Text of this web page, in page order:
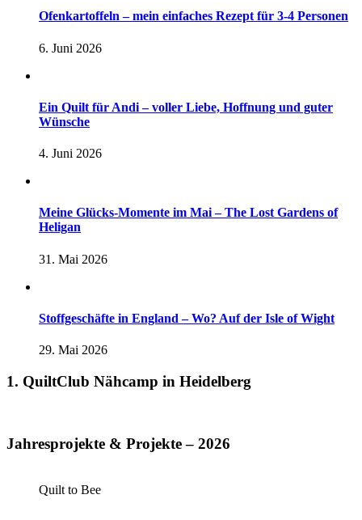
Ofenkartoffeln – mein einfaches Rezept für 3-4 Personen
6. Juni 2026
Ein Quilt für Andi – voller Liebe, Hoffnung und guter
Wünsche
4. Juni 2026
Meine Glücks-Momente im Mai – The Lost Gardens of
Heligan
31. Mai 2026
Stoffgeschäfte in England – Wo? Auf der Isle of Wight
29. Mai 2026
1. QuiltClub Nähcamp in Heidelberg
Jahresprojekte & Projekte – 2026
Quilt to Bee